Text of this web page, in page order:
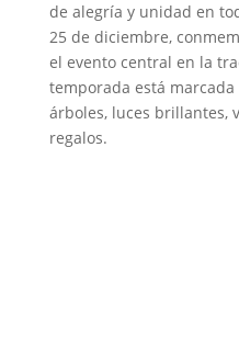
de alegría y unidad en
25 de diciembre,
el evento central en la
temporada está
árboles, luces brillantes,
regalos.